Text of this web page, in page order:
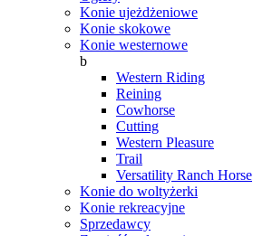
Konie ujeżdżeniowe
Konie skokowe
Konie westernowe
b
Western Riding
Reining
Cowhorse
Cutting
Western Pleasure
Trail
Versatility Ranch Horse
Konie do woltyżerki
Konie rekreacyjne
Sprzedawcy